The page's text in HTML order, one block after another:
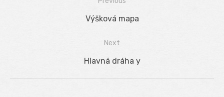
Previous
Výšková mapa
Next
Next
Hlavná dráha y